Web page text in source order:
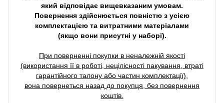
який відповідає вищевказаним умовам.
Повернення здійснюється повністю з усією
комплектацією та витратними матеріалами
(якщо вони присутні у наборі).
При поверненні покупки в неналежній якості
(використання її в роботі, нецілісності пакування, втраті
гарантійного талону або частин комплектації),
вона повернеться назад до покупця, без повернення
коштів.